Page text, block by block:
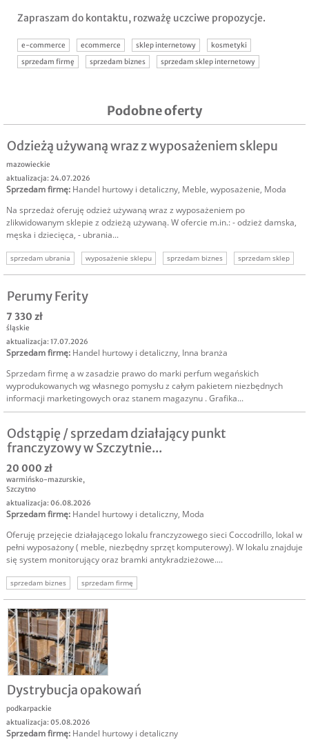
Zapraszam do kontaktu, rozważę uczciwe propozycje.
e-commerce ecommerce sklep internetowy
kosmetyki
sprzedam firmę
sprzedam biznes sprzedam sklep internetowy
Podobne oferty
Odzieżą używaną wraz z wyposażeniem sklepu
mazowieckie
aktualizacja: 24.07.2026
Sprzedam firmę: Handel hurtowy i detaliczny, Meble, wyposażenie, Moda
Na sprzedaż oferuję odzież używaną wraz z wyposażeniem po
zlikwidowanym sklepie z odzieżą używaną. W ofercie m.in.: - odzież damska,
męska i dziecięca, - ubrania...
sprzedam ubrania wyposażenie sklepu sprzedam biznes sprzedam sklep
Perumy Ferity
7 330 zł
śląskie
aktualizacja: 17.07.2026
Sprzedam firmę: Handel hurtowy i detaliczny, Inna branża
Sprzedam firmę a w zasadzie prawo do marki perfum wegańskich
wyprodukowanych wg własnego pomysłu z całym pakietem niezbędnych
informacji marketingowych oraz stanem magazynu . Grafika...
Odstąpię / sprzedam działający punkt
franczyzowy w Szczytnie...
20 000 zł
warmińsko-mazurskie,
Szczytno
aktualizacja: 06.08.2026
Sprzedam firmę: Handel hurtowy i detaliczny, Moda
Oferuję przejęcie działającego lokalu franczyzowego sieci Coccodrillo, lokal w
pełni wyposażony ( meble, niezbędny sprzęt komputerowy). W lokalu znajduje
się system monitorujący oraz bramki antykradzieżowe....
sprzedam biznes sprzedam firmę
Dystrybucja opakowań
podkarpackie
aktualizacja: 05.08.2026
Sprzedam firmę: Handel hurtowy i detaliczny